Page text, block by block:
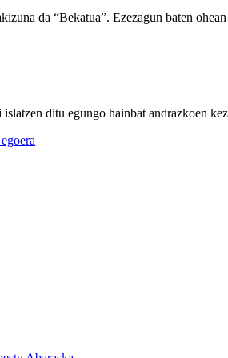
da “Bekatua”. Ezezagun baten
ditu egungo hainbat andrazkoen